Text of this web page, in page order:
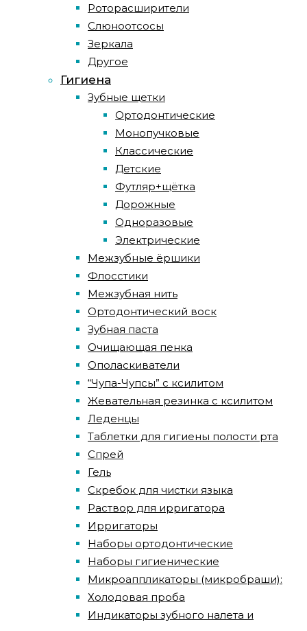
Роторасширители
Слюноотсосы
Зеркала
Другое
Гигиена
Зубные щетки
Ортодонтические
Монопучковые
Классические
Детские
Футляр+щётка
Дорожные
Одноразовые
Электрические
Межзубные ёршики
Флосстики
Межзубная нить
Ортодонтический воск
Зубная паста
Очищающая пенка
Ополаскиватели
“Чупа-Чупсы” с ксилитом
Жевательная резинка с ксилитом
Леденцы
Таблетки для гигиены полости рта
Спрей
Гель
Скребок для чистки языка
Раствор для ирригатора
Ирригаторы
Наборы ортодонтические
Наборы гигиенические
Микроаппликаторы (микробраши):
Холодовая проба
Индикаторы зубного налета и